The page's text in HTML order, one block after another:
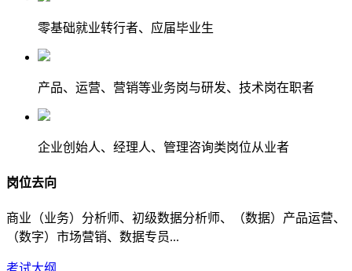
零基础就业转行者、应届毕业生
产品、运营、营销等业务岗与研发、技术岗在职者
企业创始人、经理人、管理咨询类岗位从业者
岗位去向
商业（业务）分析师、初级数据分析师、（数据）产品运营、
（数字）市场营销、数据专员...